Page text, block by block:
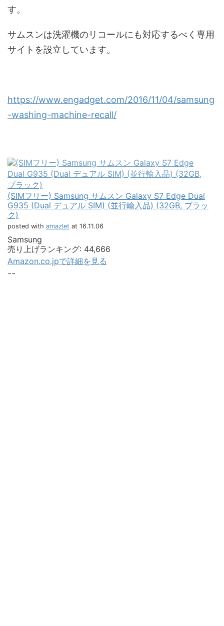
す。
サムスンは洗濯機のリコールにも対応するべく専用
サイトを設立しています。
https://www.engadget.com/2016/11/04/samsung
-washing-machine-recall/
(SIMフリー) Samsung サムスン Galaxy S7 Edge Dual
G935 (Dual デュアル SIM) (並行輸入品) (32GB, ブラッ
ク)
posted with amazlet at 16.11.06
Samsung
売り上げランキング: 44,666
Amazon.co.jpで詳細を見る
--